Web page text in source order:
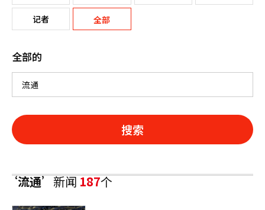
记者 全部
全部的
搜索
‘流通’新闻187个